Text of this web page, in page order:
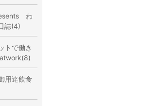
わ
誌(4)
トで働き
用達飲食